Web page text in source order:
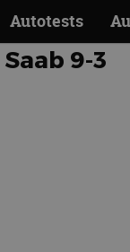
Autotests
Saab 9-3